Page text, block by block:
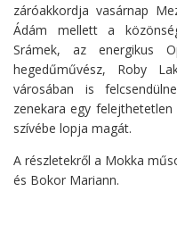
záróakkordja vasárnap
Ádám mellett a
Srámek, az energikus
hegedűművész, Roby
városában is
zenekara egy
szívébe lopja magát.
A részletekről a Mokka
és Bokor Mariann.